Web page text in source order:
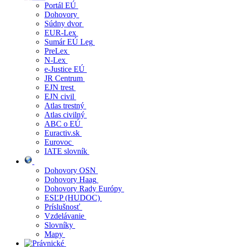
Portál EÚ
Dohovory
Súdny dvor
EUR-Lex
Sumár EÚ Leg
PreLex
N-Lex
e-Justice EÚ
JR Centrum
EJN trest
EJN civil
Atlas trestný
Atlas civilný
ABC o EÚ
Euractiv.sk
Eurovoc
IATE slovník
Dohovory OSN
Dohovory Haag
Dohovory Rady Európy
ESĽP (HUDOC)
Príslušnosť
Vzdelávanie
Slovníky
Mapy